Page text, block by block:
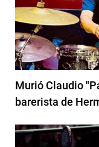
Murió Claudio
barerista de